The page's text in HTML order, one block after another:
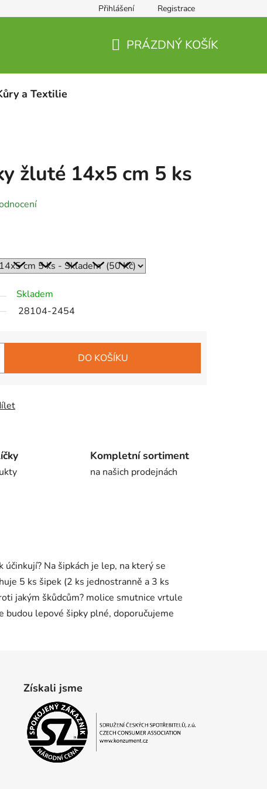
Přihlášení Registrace
PRÁZDNÝ KOŠÍK
a Textilie
žluté 14x5 cm 5 ks
Skladem
28104-2454
DO KOŠÍKU
Kompletní sortiment
na našich prodejnách
Na šipkách je lep, na který se
5 ks šipek (2 ks jednostranně a 3 ks
jakým škůdcům? molice smutnice vrtule
budou lepové šipky plné, doporučujeme
Získali jsme